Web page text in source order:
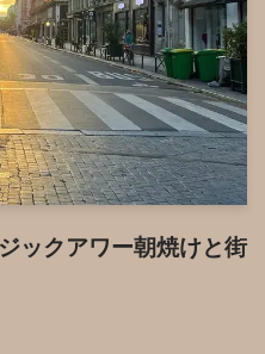
ックアワー朝焼けと街